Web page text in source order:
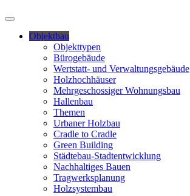
Objektbau
Objekttypen
Bürogebäude
Wertstatt- und Verwaltungsgebäude
Holzhochhäuser
Mehrgeschossiger Wohnungsbau
Hallenbau
Themen
Urbaner Holzbau
Cradle to Cradle
Green Building
Städtebau-Stadtentwicklung
Nachhaltiges Bauen
Tragwerksplanung
Holzsystembau